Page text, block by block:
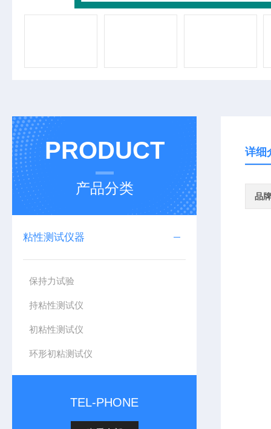
PRODUCT
产品分类
粘性测试仪器
保持力试验
持粘性测试仪
初粘性测试仪
环形初粘测试仪
TEL-PHONE
详细
品牌